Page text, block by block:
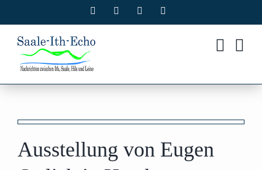
Inhalt
springen
Facebook Instagram
Ausstellung von Eugen